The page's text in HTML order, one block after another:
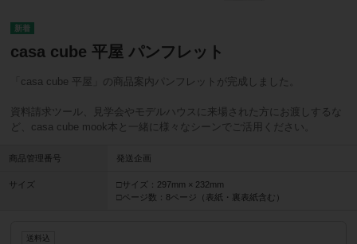
casa cube 平屋 パンフレット
「casa cube 平屋」の商品案内パンフレットが完成しました。
資料請求ツール、見学会やモデルハウスに来場された方にお渡しするな
ど、casa cube mook本と一緒に様々なシーンでご活用ください。
商品管理番号 発送企画
サイズ
□サイズ：297mm × 232mm
□ページ数：8ページ（表紙・裏表紙含む）
送料込